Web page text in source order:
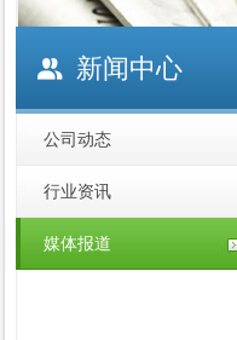
新闻中心
公司动态
行业资讯
媒体报道